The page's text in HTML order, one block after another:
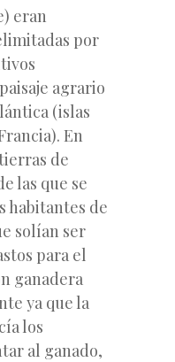
eran
por
agrario
(islas
En
de
las que se
habitantes de
solían ser
para el
ganadera
ya que la
los
al ganado,